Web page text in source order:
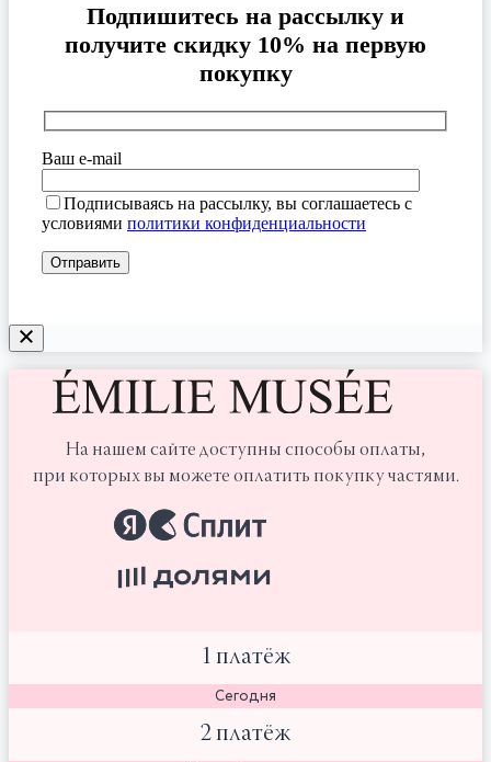
Подпишитесь на рассылку и
получите скидку 10% на первую
покупку
Ваш e-mail
Подписываясь на рассылку, вы соглашаетесь с
условиями политики конфиденциальности
На нашем сайте доступны способы оплаты,
при которых вы можете оплатить покупку частями.
1 платёж
Сегодня
2 платёж